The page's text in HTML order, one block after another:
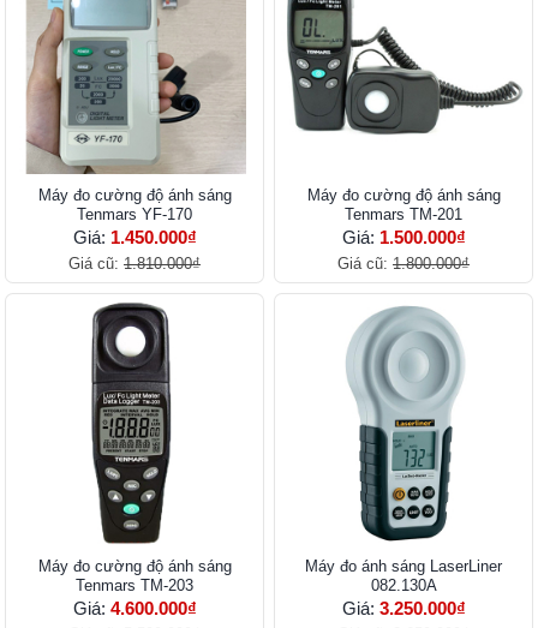
Máy đo cường độ ánh sáng
Tenmars YF-170
Giá: 1.450.000₫
Giá cũ: 1.810.000₫
Máy đo cường độ ánh sáng
Tenmars TM-201
Giá: 1.500.000₫
Giá cũ: 1.800.000₫
Máy đo cường độ ánh sáng
Tenmars TM-203
Giá: 4.600.000₫
Máy đo ánh sáng LaserLiner
082.130A
Giá: 3.250.000₫